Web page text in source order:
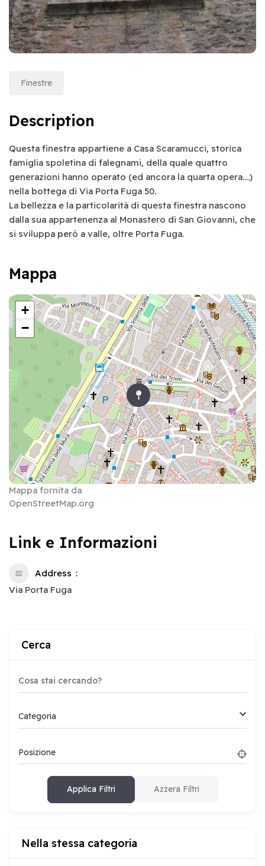
Finestre
Description
Questa finestra appartiene a Casa Scaramucci, storica
famiglia spoletina di falegnami, della quale quattro
generazioni hanno operato (ed ancora la quarta opera….)
nella bottega di Via Porta Fuga 50.
La bellezza e la particolarità di questa finestra nascono
dalla sua appartenenza al Monastero di San Giovanni, che
si sviluppa però a valle, oltre Porta Fuga.
Mappa
+
−
Mappa fornita da
OpenStreetMap.org
Link e Informazioni
Address
Via Porta Fuga
Cerca
Categoria
Posizione
Applica Filtri Azzera Filtri
Nella stessa categoria